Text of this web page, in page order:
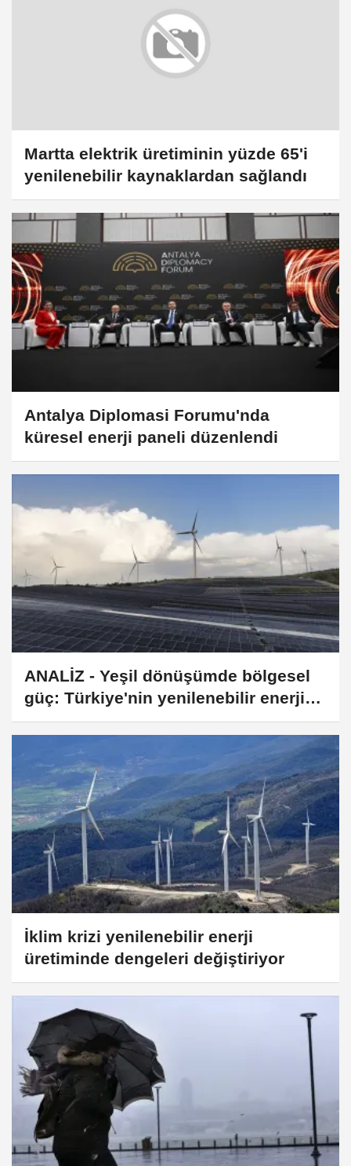
Martta elektrik üretiminin yüzde 65'i
yenilenebilir kaynaklardan sağlandı
Antalya Diplomasi Forumu'nda
küresel enerji paneli düzenlendi
ANALİZ - Yeşil dönüşümde bölgesel
güç: Türkiye'nin yenilenebilir enerji
atılımı
İklim krizi yenilenebilir enerji
üretiminde dengeleri değiştiriyor